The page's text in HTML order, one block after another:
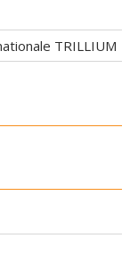
TRILLIUM